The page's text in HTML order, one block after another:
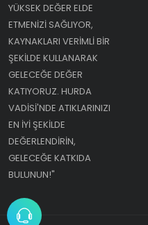
YÜKSEK DEĞER ELDE
ETMENIZI SAĞLIYOR,
KAYNAKLARI VERIMLI BIR
ŞEKILDE KULLANARAK
GELECEĞE DEĞER
KATIYORUZ. HURDA
VADISI'NDE ATIKLARINIZI
EN IYI ŞEKILDE
DEĞERLENDIRIN,
GELECEĞE KATKIDA
BULUNUN!"